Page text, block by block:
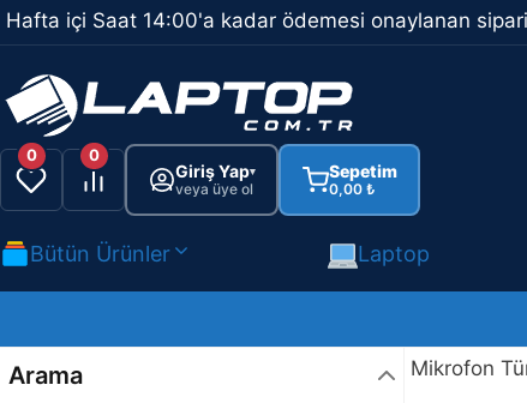
İçeriğe
atla
Hafta içi Saat 14:00'a kadar ödemesi onaylanan
0 0
Giriş Yap▾
veya üye ol
Sepetim
0,00 ₺
Bütün Ürünler Laptop
Mikrofon
Arama